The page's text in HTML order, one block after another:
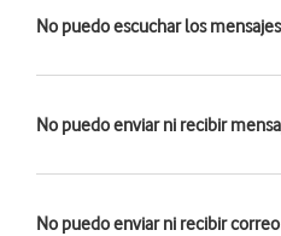
No puedo escuchar los
No puedo enviar ni recibir
No puedo enviar ni recibir